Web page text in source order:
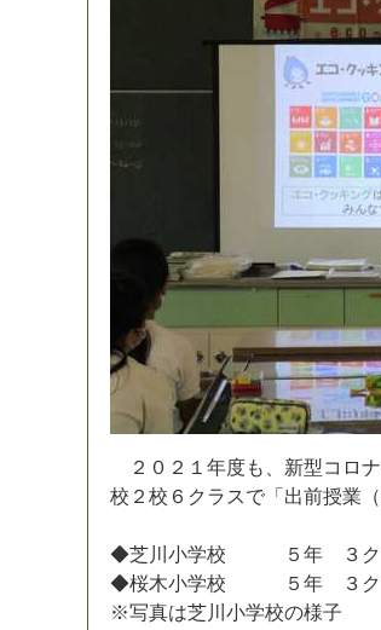
２ ０ ２ １ 年度も 新型コ ロナ
校 ２ 校 ６ ク ラ スで 「 出前授業 （
◆芝川 小学校 ５ 年 ３ ク
◆桜木小学校 ５ 年 ３ ク
※写真は芝川 小学校の様子